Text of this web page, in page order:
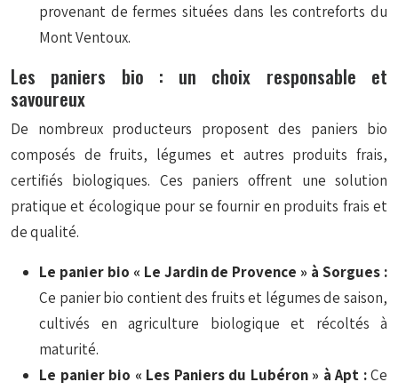
provenant de fermes situées dans les contreforts du
Mont Ventoux.
Les paniers bio : un choix responsable et
savoureux
De nombreux producteurs proposent des paniers bio
composés de fruits, légumes et autres produits frais,
certifiés biologiques. Ces paniers offrent une solution
pratique et écologique pour se fournir en produits frais et
de qualité.
Le panier bio « Le Jardin de Provence » à Sorgues :
Ce panier bio contient des fruits et légumes de saison,
cultivés en agriculture biologique et récoltés à
maturité.
Le panier bio « Les Paniers du Lubéron » à Apt :Ce